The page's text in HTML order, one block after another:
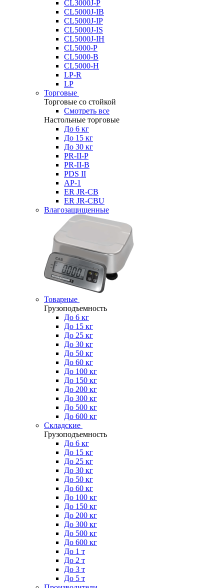
CL3000J-P
CL5000J-IB
CL5000J-IP
CL5000J-IS
CL5000J-IH
CL5000-P
CL5000-B
CL5000-H
LP-R
LP
Торговые
Торговые со стойкой
Смотреть все
Настольные торговые
До 6 кг
До 15 кг
До 30 кг
PR-II-P
PR-II-B
PDS II
AP-1
ER JR-CB
ER JR-CBU
Влагозащищенные
Товарные
Грузоподъемность
До 6 кг
До 15 кг
До 25 кг
До 30 кг
До 50 кг
До 60 кг
До 100 кг
До 150 кг
До 200 кг
До 300 кг
До 500 кг
До 600 кг
Складские
Грузоподъемность
До 6 кг
До 15 кг
До 25 кг
До 30 кг
До 50 кг
До 60 кг
До 100 кг
До 150 кг
До 200 кг
До 300 кг
До 500 кг
До 600 кг
До 1 т
До 2 т
До 3 т
До 5 т